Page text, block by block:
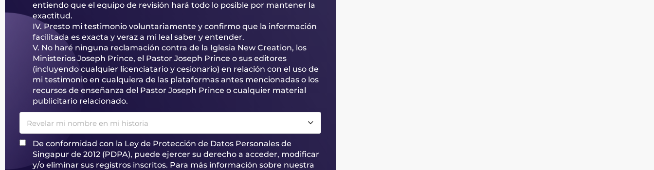
entiendo que el equipo de revisión hará todo lo posible por mantener la
exactitud.
IV. Presto mi testimonio voluntariamente y confirmo que la información
facilitada es exacta y veraz a mi leal saber y entender.
V. No haré ninguna reclamación contra de la Iglesia New Creation, los
Ministerios Joseph Prince, el Pastor Joseph Prince o sus editores
(incluyendo cualquier licenciatario y cesionario) en relación con el uso de
mi testimonio en cualquiera de las plataformas antes mencionadas o los
recursos de enseñanza del Pastor Joseph Prince o cualquier material
publicitario relacionado.
Revelar mi nombre en mi historia
De conformidad con la Ley de Protección de Datos Personales de
Singapur de 2012 (PDPA), puede ejercer su derecho a acceder, modificar
y/o eliminar sus registros inscritos. Para más información sobre nuestra